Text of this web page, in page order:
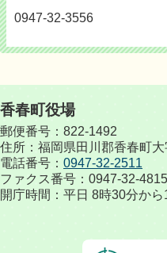
0947-32-3556
香春町役場
郵便番号：822-1492
住所：福岡県田川郡香春町
電話番号： 0947-32-2511
ファクス番号：0947-32-4815
開庁時間：平日 8時30分か